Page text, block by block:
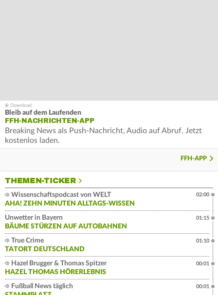
Bleib auf dem Laufenden
FFH-NACHRICHTEN-APP
Breaking News als Push-Nachricht, Audio auf Abruf. Jetzt
kostenlos laden.
FFH-APP
THEMEN-TICKER
Wissenschaftspodcast von WELT
AHA! ZEHN MINUTEN ALLTAGS-WISSEN
02:00
Unwetter in Bayern
BÄUME STÜRZEN AUF AUTOBAHNEN
01:15
True Crime
TATORT DEUTSCHLAND
01:10
Hazel Brugger & Thomas Spitzer
HAZEL THOMAS HÖRERLEBNIS
00:01
Fußball News täglich
00:01